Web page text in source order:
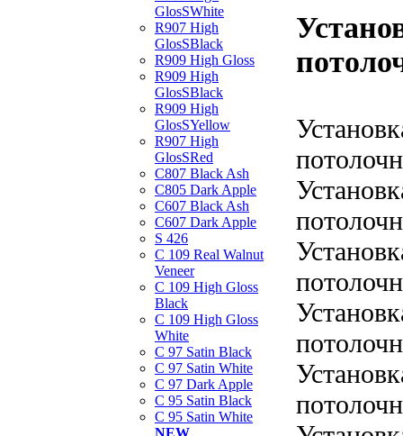
GlosSWhite
R907 High
GlosSBlack
R909 High Gloss
R909 High
GlosSBlack
R909 High
GlosSYellow
R907 High
GlosSRed
C807 Black Ash
C805 Dark Apple
C607 Black Ash
C607 Dark Apple
S 426
C 109 Real Walnut
Veneer
C 109 High Gloss
Black
C 109 High Gloss
White
C 97 Satin Black
C 97 Satin White
C 97 Dark Apple
C 95 Satin Black
C 95 Satin White
NEW